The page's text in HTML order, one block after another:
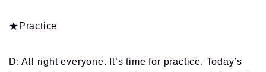
★ Practice
D: All right everyone. It’s time for practice. Today’s